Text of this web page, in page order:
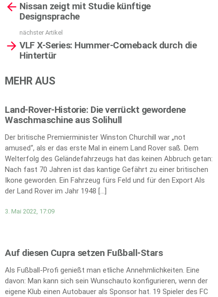
moreNissan zeigt mit Studie künftige
Designsprache
nächster Artikel
VLF X-Series: Hummer-Comeback durch die
Hintertür
MEHR AUS
Land-Rover-Historie: Die verrückt gewordene
Waschmaschine aus Solihull
Der britische Premierminister Winston Churchill war „not
amused“, als er das erste Mal in einem Land Rover saß. Dem
Welterfolg des Geländefahrzeugs hat das keinen Abbruch getan:
Nach fast 70 Jahren ist das kantige Gefährt zu einer britischen
Ikone geworden. Ein Fahrzeug fürs Feld und für den Export Als
der Land Rover im Jahr 1948 […]
3. Mai 2022, 17:09
Auf diesen Cupra setzen Fußball-Stars
Als Fußball-Profi genießt man etliche Annehmlichkeiten. Eine
davon: Man kann sich sein Wunschauto konfigurieren, wenn der
eigene Klub einen Autobauer als Sponsor hat. 19 Spieler des FC